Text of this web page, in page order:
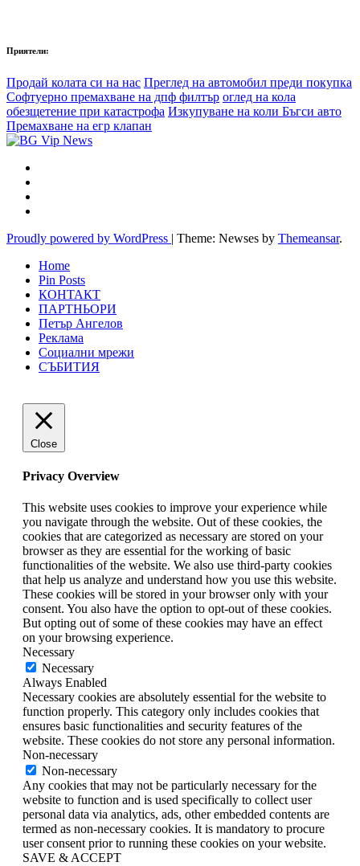
Приятели:
Продай колата си на нас Преглед на автомобил преди покупка
Софтуерно премахване на дпф филтър оглед на кола
обезщетение при катастрофа Изкупуване на коли Бъгси авто
Премахване на егр клапан
Proudly powered by WordPress | Theme: Newses by Themeansar.
Home
Pin Posts
КОНТАКТ
ПАРТНЬОРИ
Петър Ангелов
Реклама
Социални мрежи
СЪБИТИЯ
Close
Privacy Overview
This website uses cookies to improve your experience while
you navigate through the website. Out of these cookies, the
cookies that are categorized as necessary are stored on your
browser as they are essential for the working of basic
functionalities of the website. We also use third-party cookies
that help us analyze and understand how you use this website.
These cookies will be stored in your browser only with your
consent. You also have the option to opt-out of these cookies.
But opting out of some of these cookies may have an effect
on your browsing experience.
Necessary
Necessary
Always Enabled
Necessary cookies are absolutely essential for the website to
function properly. This category only includes cookies that
ensures basic functionalities and security features of the
website. These cookies do not store any personal information.
Non-necessary
Non-necessary
Any cookies that may not be particularly necessary for the
website to function and is used specifically to collect user
personal data via analytics, ads, other embedded contents are
termed as non-necessary cookies. It is mandatory to procure
user consent prior to running these cookies on your website.
SAVE & ACCEPT